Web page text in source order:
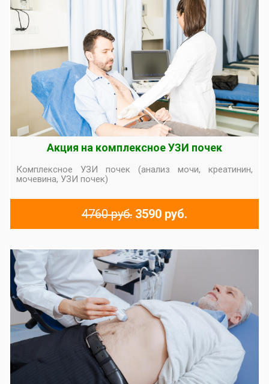
Акция на комплексное УЗИ почек
Комплексное УЗИ почек (анализ мочи, креатинин,
мочевина, УЗИ почек)
4760 руб. 3590 руб.